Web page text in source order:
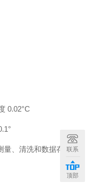
0.02°C
量、清洗和数据存储联系
顶部